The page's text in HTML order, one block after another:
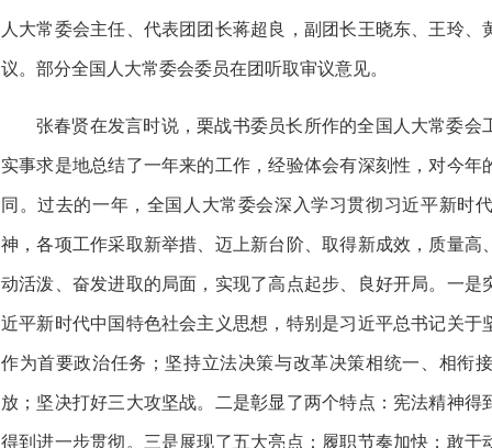
人大常委会主任、代表团团长蒋超良，副团长王晓东、王玲
议。部分全国人大常委会委员在团听取审议意见。
张春贤在发言时说，栗战书委员长所作的全国人大常委
实事求是地总结了一年来的工作，经验体会有深刻性，对今
同。过去的一年，全国人大常委会深入学习贯彻习近平新时
神，各项工作采取新举措、迈上新台阶、取得新成效，质量
动活泼、奋发进取的局面，实现了高点起步、良好开局。一
近平新时代中国特色社会主义思想，特别是习近平总书记关
作为首要政治任务；坚持立法决策与改革决策相统一、相衔
放；坚决打好三大攻坚战。二是彰显了两个特点：宪法精神
得到进一步贯彻。三是展现了五大亮点：履职节奏加快；敢